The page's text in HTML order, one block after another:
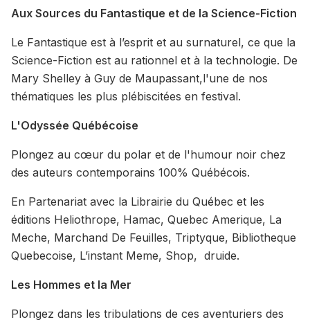
Aux Sources du Fantastique et de la Science-Fiction
Le Fantastique est à l’esprit et au surnaturel, ce que la
Science-Fiction est au rationnel et à la technologie. De
Mary Shelley à Guy de Maupassant,l'une de nos
thématiques les plus plébiscitées en festival.
L'Odyssée Québécoise
Plongez au cœur du polar et de l'humour noir chez
des auteurs contemporains 100% Québécois.
En Partenariat avec la Librairie du Québec et les
éditions Heliothrope, Hamac, Quebec Amerique, La
Meche, Marchand De Feuilles, Triptyque, Bibliotheque
Quebecoise, L’instant Meme, Shop, druide.
Les Hommes et la Mer
Plongez dans les tribulations de ces aventuriers des